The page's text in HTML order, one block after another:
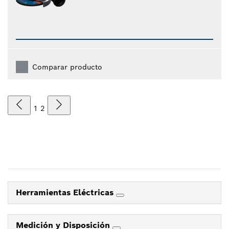
Comparar producto
1 2
Herramientas Eléctricas
Medición y Disposición